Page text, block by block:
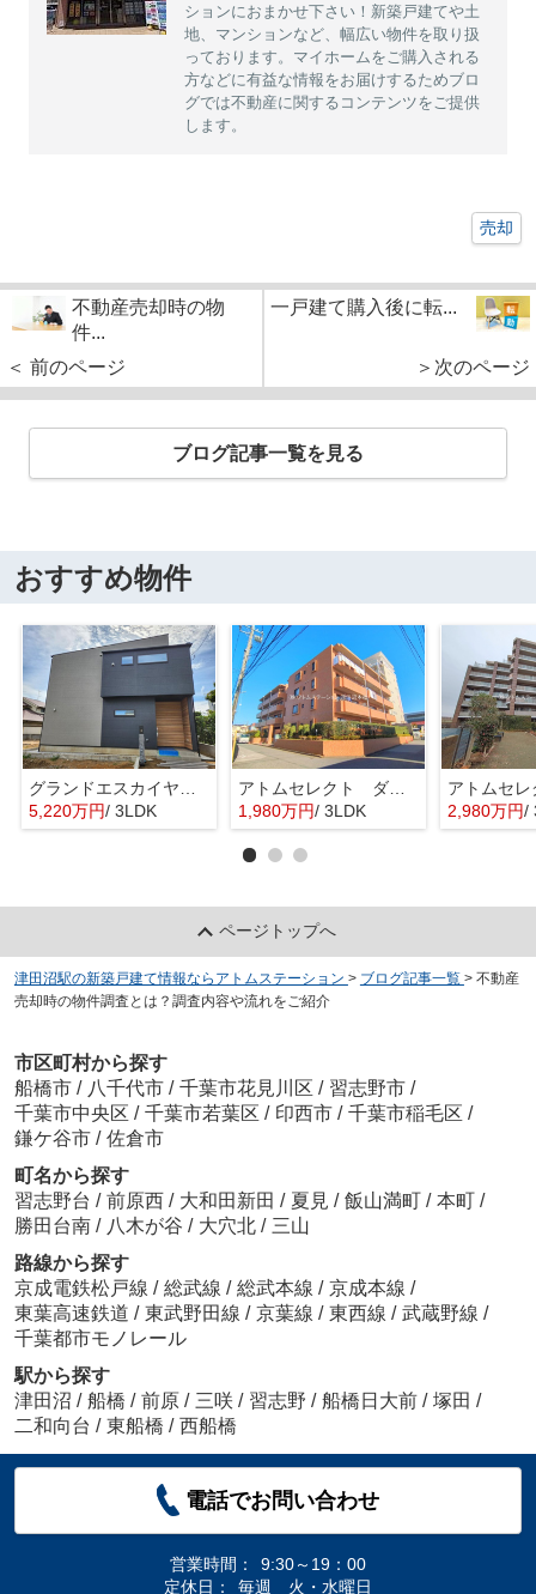
ションにおまかせ下さい！新築戸建てや土
地、マンションなど、幅広い物件を取り扱
っております。マイホームをご購入される
方などに有益な情報をお届けするためブロ
グでは不動産に関するコンテンツをご提供
します。
売却
不動産売却時の物
件...
＜ 前のページ
一戸建て購入後に転...
＞次のページ
ブログ記事一覧を見る
おすすめ物件
5,220万円/ 3LDK
アトムセレクト ダイアパレス勝田台南203号室
1,980万円/ 3LDK 2,980万円/
ページトップへ
津田沼駅の新築戸建て情報ならアトムステーション > ブログ記事一覧 > 不動産
売却時の物件調査とは？調査内容や流れをご紹介
市区町村から探す
船橋市 / 八千代市 / 千葉市花見川区 / 習志野市 /
千葉市中央区 / 千葉市若葉区 / 印西市 / 千葉市稲毛区 /
鎌ケ谷市 / 佐倉市
町名から探す
習志野台 / 前原西 / 大和田新田 / 夏見 / 飯山満町 / 本町 /
勝田台南 / 八木が谷 / 大穴北 / 三山
路線から探す
京成電鉄松戸線 / 総武線 / 総武本線 / 京成本線 /
東葉高速鉄道 / 東武野田線 / 京葉線 / 東西線 / 武蔵野線 /
千葉都市モノレール
駅から探す
津田沼 / 船橋 / 前原 / 三咲 / 習志野 / 船橋日大前 / 塚田 /
二和向台 / 東船橋 / 西船橋
電話でお問い合わせ
営業時間：
9:30～19：00
定休日：
毎週 火・水曜日